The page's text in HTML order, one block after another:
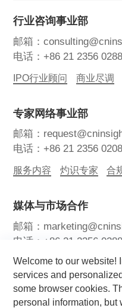
Welcome to our website!
services and
some browser cookies.
personal information,
行业咨询事业部
邮箱：
电话：+86 21 2356 0288
IPO行业顾问 商业尽调
专家网络事业部
邮箱：
电话：+86 21 2356 0208
服务内容 灼识专家 合
媒体与市场合作
邮箱：
电话：+86 21 2356 0288
灼耀峰会 报告洞察 新